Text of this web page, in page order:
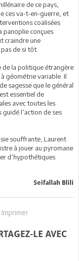
de ce pays,
ces va-t-en-guerre, et
coalisées
panoplie conçues
craindre une
de si tôt.
la politique étrangère
géométrie variable. Il
sagesse que le général
essentiel de
avec toutes les
l’action de ses
souffrante, Laurent
à jouer au pyromane
d’hypothétiques
Seifallah Blili
Imprimer
LE AVEC